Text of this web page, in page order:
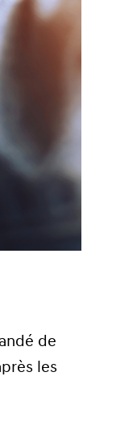
de
les